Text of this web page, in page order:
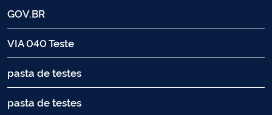
GOV.BR
VIA 040 Teste
pasta de testes
pasta de testes